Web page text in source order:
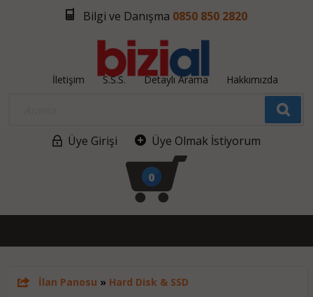
Bilgi ve Danışma 0850 850 2820
İletişim S.S.S. Detaylı Arama Hakkımızda
Üye Girişi Üye Olmak İstiyorum
0
İlan Panosu » Hard Disk & SSD